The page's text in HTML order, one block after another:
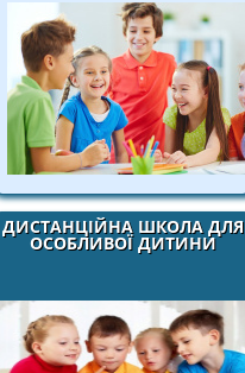
ДИСТАНЦІЙНА ШКОЛА ДЛЯ
ОСОБЛИВОЇ ДИТИНИ